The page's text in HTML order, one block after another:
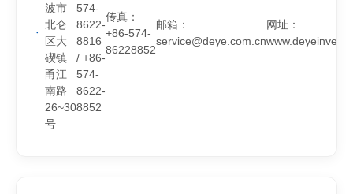
波市
北仑
区大
碶镇
甬江
南路
26~30
号
574-
8622-
8816
/ +86-
574-
8622-
8852
传真：
+86-574-
86228852
邮箱：
service@deye.com.cn
网址：